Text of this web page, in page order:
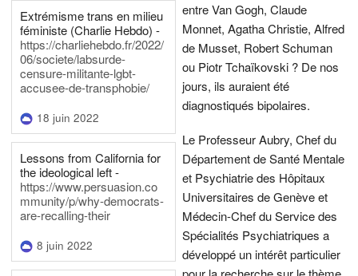
Extrémisme trans en milieu
féministe (Charlie Hebdo) -
https://charliehebdo.fr/2022/
06/societe/labsurde-
censure-militante-lgbt-
accusee-de-transphobie/
18 juin 2022
Lessons from California for
the ideological left -
https://www.persuasion.co
mmunity/p/why-democrats-
are-recalling-their
8 juin 2022
entre Van Gogh, Claude
Monnet, Agatha Christie, Alfred
de Musset, Robert Schuman
ou Piotr Tchaïkovski ? De nos
jours, ils auraient été
diagnostiqués bipolaires.
Le Professeur Aubry, Chef du
Département de Santé Mentale
et Psychiatrie des Hôpitaux
Universitaires de Genève et
Médecin-Chef du Service des
Spécialités Psychiatriques a
développé un intérêt particulier